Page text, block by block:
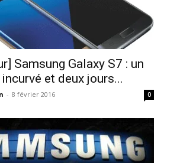
Samsung Galaxy S7 : un
et deux jours...
- 8 février 2016 0